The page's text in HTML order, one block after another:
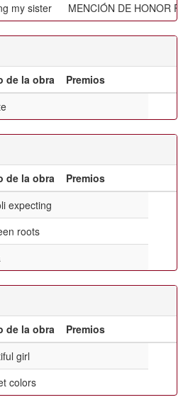
my sister MENCIÓN DE HONOR
de la obra
Premios
de la obra
Premios
expecting
roots
de la obra
Premios
girl
colors